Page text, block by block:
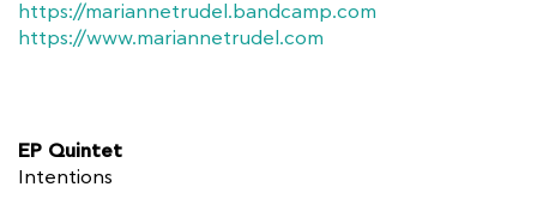
https://mariannetrudel.bandcamp.com
https://www.mariannetrudel.com
EP Quintet
Intentions